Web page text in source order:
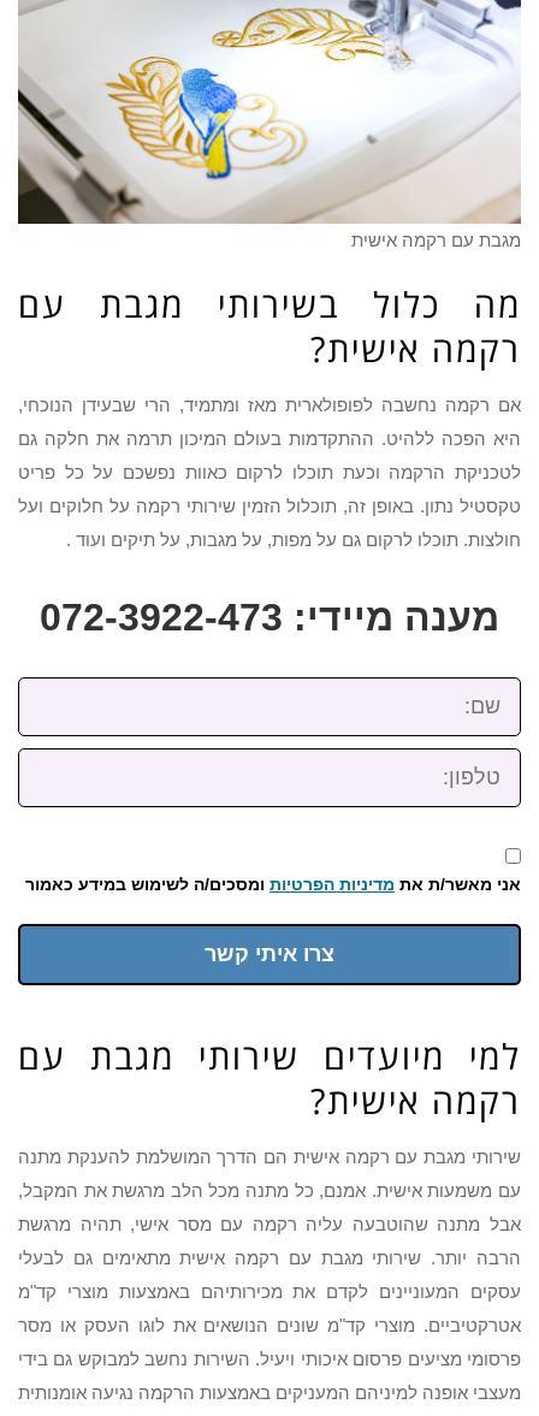
מגבת עם רקמה אישית
מה כלול בשירותי מגבת עם
רקמה אישית?
אם רקמה נחשבה לפופולארית מאז ומתמיד, הרי שבעידן הנוכחי,
היא הפכה ללהיט. ההתקדמות בעולם המיכון תרמה את חלקה גם
לטכניקת הרקמה וכעת תוכלו לרקום כאוות נפשכם על כל פריט
טקסטיל נתון. באופן זה, תוכלול הזמין שירותי רקמה על חלוקים ועל
חולצות. תוכלו לרקום גם על מפות, על מגבות, על תיקים ועוד .
מענה מיידי: 072-3922-473
שם:
טלפון:
אני מאשר/ת את מדיניות הפרטיות ומסכים/ה לשימוש במידע כאמור
צרו איתי קשר
למי מיועדים שירותי מגבת עם
רקמה אישית?
שירותי מגבת עם רקמה אישית הם הדרך המושלמת להענקת מתנה
עם משמעות אישית. אמנם, כל מתנה מכל הלב מרגשת את המקבל,
אבל מתנה שהוטבעה עליה רקמה עם מסר אישי, תהיה מרגשת
הרבה יותר. שירותי מגבת עם רקמה אישית מתאימים גם לבעלי
עסקים המעוניינים לקדם את מכירותיהם באמצעות מוצרי קד"מ
אטרקטיביים. מוצרי קד"מ שונים הנושאים את לוגו העסק או מסר
פרסומי מציעים פרסום איכותי ויעיל. השירות נחשב למבוקש גם בידי
מעצבי אופנה למיניהם המעניקים באמצעות הרקמה נגיעה אומנותית